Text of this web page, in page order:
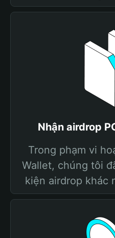
Nhận airdrop
Trong phạm vi
Wallet, chúng tôi
kiện airdrop khác